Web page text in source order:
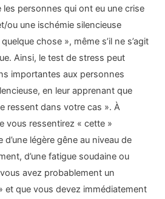
les personnes qui ont eu une crise
ou une ischémie silencieuse
chose », même s’il ne s’agit
Ainsi, le test de stress peut
importantes aux personnes
en leur apprenant que
ressent dans votre cas ». À
vous ressentirez « cette »
d’une légère gêne au niveau de
d’une fatigue soudaine ou
avez probablement un
et que vous devez immédiatement